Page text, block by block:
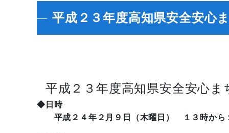
平成２３年度高知県安全安心
平成２３年度高知県安全安心
◆日時
平成２４年２月９日（木曜日） １３時から